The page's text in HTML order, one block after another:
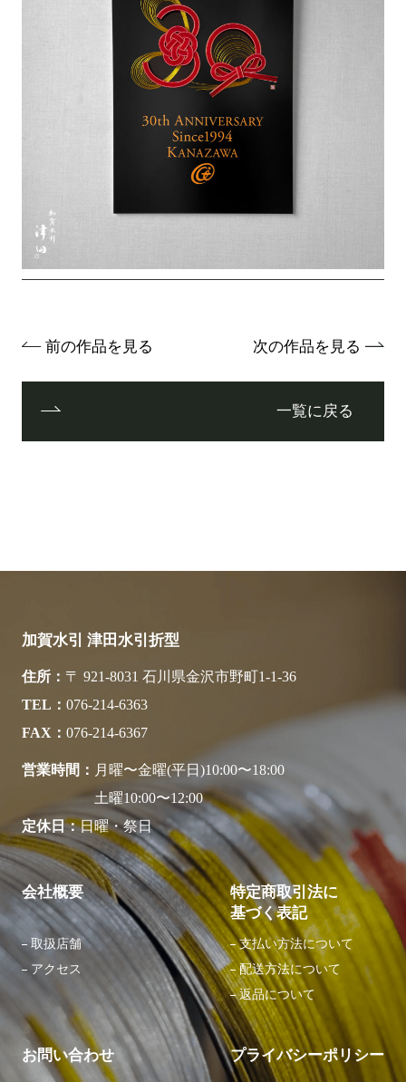
前の作品を見る 次の作品を見る
一覧に戻る
加賀水引 津田水引折型
住所
〒 921-8031 石川県金沢市野町1-1-36
TEL
076-214-6363
FAX
076-214-6367
営業時間
月曜〜金曜(平日)10:00〜18:00
土曜10:00〜12:00
定休日
日曜・祭日
会社概要
取扱店舗
アクセス
特定商取引法に
基づく表記
⽀払い⽅法について
配送⽅法について
返品について
お問い合わせ プライバシーポリシー